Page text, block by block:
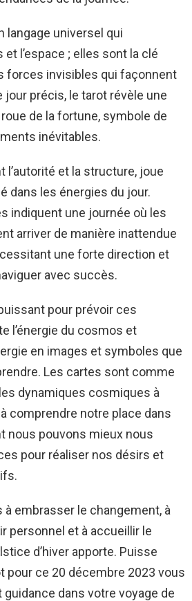
langage universel qui
l’espace ; elles sont la clé
forces invisibles qui façonnent
jour précis, le tarot révèle une
de la fortune, symbole de
inévitables.
l’autorité et la structure, joue
dans les énergies du jour.
indiquent une journée où les
arriver de manière inattendue
une forte direction et
avec succès.
pour prévoir ces
l’énergie du cosmos et
en images et symboles que
Les cartes sont comme
dynamiques cosmiques à
comprendre notre place dans
nous pouvons mieux nous
pour réaliser nos désirs et
à embrasser le changement, à
personnel et à accueillir le
d’hiver apporte. Puisse
pour ce 20 décembre 2023 vous
dans votre voyage de